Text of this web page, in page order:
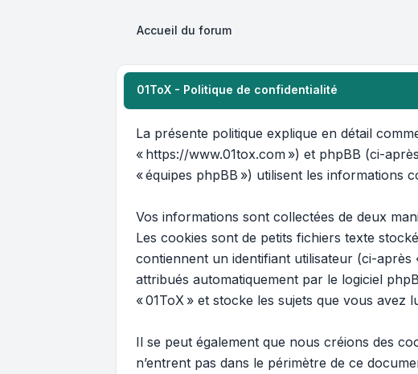
Accueil du forum
01ToX - Politique de confidentialité
La présente politique explique en détail
« https://www.01tox.com ») et phpBB (ci-
« équipes phpBB ») utilisent les informations
Vos informations sont collectées de deux
Les cookies sont de petits fichiers texte
contiennent un identifiant utilisateur (ci-après
attribués automatiquement par le logiciel
« 01ToX » et stocke les sujets que vous avez
Il se peut également que nous créions des
n’entrent pas dans le périmètre de ce